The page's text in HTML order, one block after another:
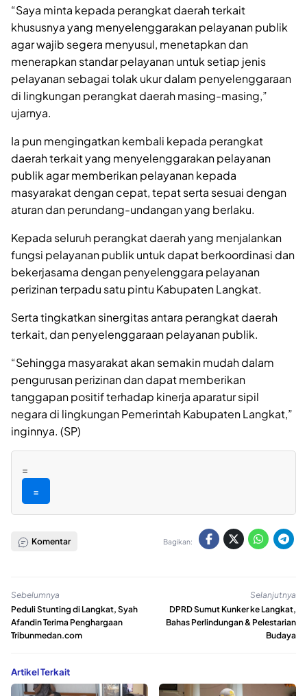
“Saya minta kepada perangkat daerah terkait
khususnya yang menyelenggarakan pelayanan publik
agar wajib segera menyusul, menetapkan dan
menerapkan standar pelayanan untuk setiap jenis
pelayanan sebagai tolak ukur dalam penyelenggaraan
di lingkungan perangkat daerah masing-masing,”
ujarnya.
Ia pun mengingatkan kembali kepada perangkat
daerah terkait yang menyelenggarakan pelayanan
publik agar memberikan pelayanan kepada
masyarakat dengan cepat, tepat serta sesuai dengan
aturan dan perundang-undangan yang berlaku.
Kepada seluruh perangkat daerah yang menjalankan
fungsi pelayanan publik untuk dapat berkoordinasi dan
bekerjasama dengan penyelenggara pelayanan
perizinan terpadu satu pintu Kabupaten Langkat.
Serta tingkatkan sinergitas antara perangkat daerah
terkait, dan penyelenggaraan pelayanan publik.
“Sehingga masyarakat akan semakin mudah dalam
pengurusan perizinan dan dapat memberikan
tanggapan positif terhadap kinerja aparatur sipil
negara di lingkungan Pemerintah Kabupaten Langkat,”
inginnya. (SP)
=
=
Komentar Bagikan:
Sebelumnya
Peduli Stunting di Langkat, Syah
Afandin Terima Penghargaan
Tribunmedan.com
Selanjutnya
DPRD Sumut Kunker ke Langkat,
Bahas Perlindungan & Pelestarian
Budaya
Artikel Terkait